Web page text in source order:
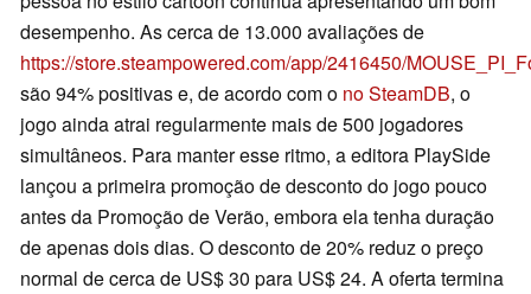
desempenho. As cerca de 13.000 avaliações de
https://store.steampowered.com/app/2416450/
são 94% positivas e, de acordo com o no SteamDB, o
jogo ainda atrai regularmente mais de 500 jogadores
simultâneos. Para manter esse ritmo, a editora PlaySide
lançou a primeira promoção de desconto do jogo pouco
antes da Promoção de Verão, embora ela tenha duração
de apenas dois dias. O desconto de 20% reduz o preço
normal de cerca de US$ 30 para US$ 24. A oferta termina